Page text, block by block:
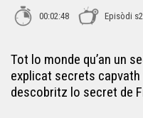
La capèra-
00:02:48 Episòdi
Tot lo monde qu’an un
explicat secrets
descobritz lo secret de